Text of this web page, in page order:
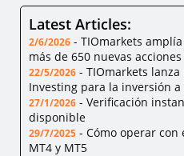
Latest Articles:
2/6/2026 - TIOmarkets
más de 650 nuevas acciones
22/5/2026 - TIOmarkets
Investing para la inversión
27/1/2026 - Verificación
disponible
29/7/2025 - Cómo operar con
MT4 y MT5